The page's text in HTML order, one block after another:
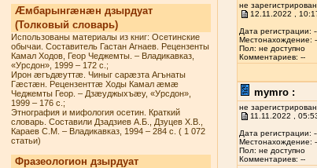
Æмбарынгæнæн дзырдуат
(Толковый словарь)
Использованы материалы из книг: Осетинские
обычаи. Составитель Гастан Агнаев. Рецензенты
Камал Ходов, Геор Чеджемты. – Владикавказ,
«Урсдон», 1999 – 172 с.;
Ирон æгъдæуттæ. Чиныг сарæзта Агънаты
Гæстæн. Рецензенттæ Ходы Камал æмæ
Чеджемты Геор. – Дзæуджыхъæу, «Урсдон»,
1999 – 176 с.;
Этнография и мифология осетин. Краткий
словарь. Составили Дзадзиев А.Б., Дзуцев Х.В.,
Караев С.М. – Владикавказ, 1994 – 284 с. ( 1 072
статьи)
Фразеологион дзырдуат
не зарегистрирован
12.11.2022 ,
Дата регистрации:
Местонахождение:
Пол: не доступно
Комментариев: --
mymro :
не зарегистрирован
11.11.2022 ,
Дата регистрации:
Местонахождение:
Пол: не доступно
Комментариев: --